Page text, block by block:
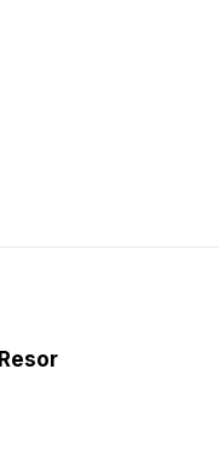
Resor